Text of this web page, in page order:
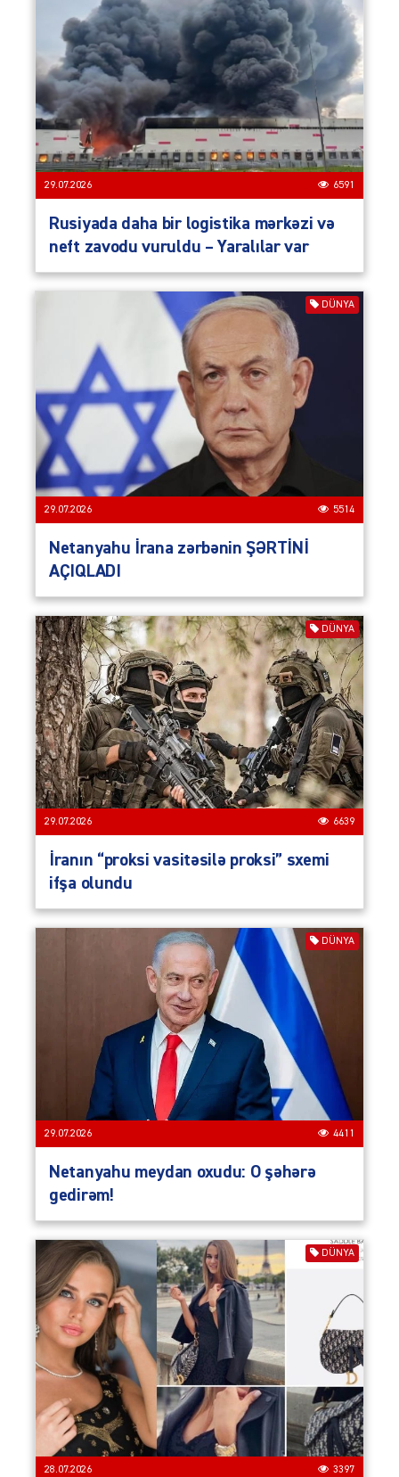
29.07.2026 6591
Rusiyada daha bir logistika mərkəzi və
neft zavodu vuruldu – Yaralılar var
DÜNYA
29.07.2026 5514
Netanyahu İrana zərbənin ŞƏRTİNİ
AÇIQLADI
DÜNYA
29.07.2026 6639
İranın “proksi vasitəsilə proksi” sxemi
ifşa olundu
DÜNYA
29.07.2026 4411
Netanyahu meydan oxudu: O şəhərə
gedirəm!
DÜNYA
28.07.2026 3397